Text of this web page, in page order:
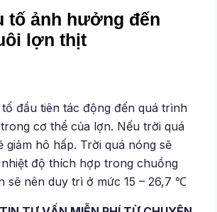
tố ảnh hưởng đến
lợn thịt
đầu tiên tác động đến quá trình
cơ thể của lợn. Nếu trời quá
giảm hô hấp. Trời quá nóng sẽ
độ thích hợp trong chuồng
sẽ nên duy trì ở mức 15 – 26,7 ℃